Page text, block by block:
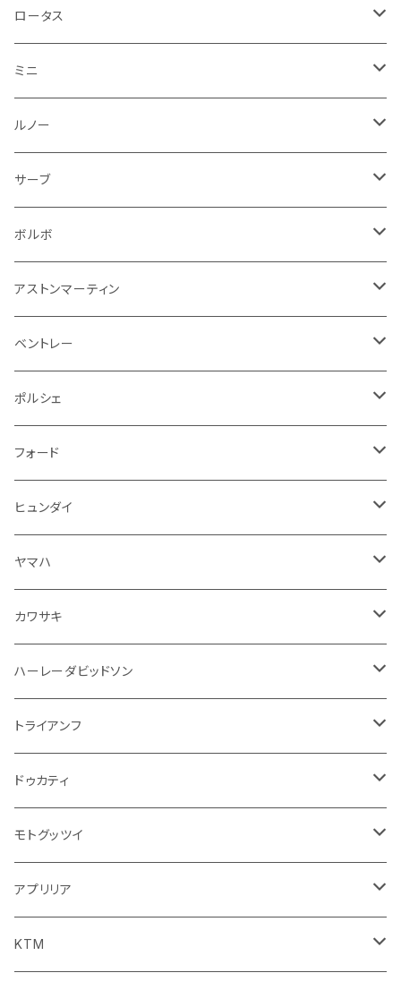
ポルシェ
ヒュンダイ
その他
マセラティ
ロールスロイス
ポルシェ
ヒュンダイ
その他
ルノー
サーブ
フォルクスワーゲン
ボルボ
シートベルト周り
ステアリング
ステアリングホイールカバー
修理ツール
運転席周り
アームレスト
ドア回り
ホーン
キーホルダー
収納用品
灰皿・ゴミ箱
インテリアパネル
ドリンクホルダー
携帯・スマホホルダー
ステッカー
ダッシュボード
外装系
スポイラー系
シートカバー
ブレーキランプ
外装系
タイヤ回り系
ホイール
泥除け
ガソリンタンク
フロントワイパー
リアワイパー
オーディオ系
その他
ケーブル系
排気系
ガスケット
通信系
吸気系
エアフィルター
ライト系
ウインカー
その他
リアバンパー
エンジン系
外装系
トランクマット
ライト系
ウインカー
ワイパー
ミラー
収納系
アームレスト
シフトレバー
その他
冷却系
ラジエーター
その他
ライト系
ブレーキランプ
ウインカー
トランクマット
ワイパー
キーホルダー
フロアマット
ロータス
フロアマット
ミニ
フロアマット
ルノー
フロアマット
タイヤ回り
泥除け
ワイパー
その他
シフトノブ
運転席周り
ドア回り
アームレスト
ライト系
ウインカー
サーブ
フロアマット
シフトノブ
ボルボ
フロアマット
トランクマット
アストンマーティン
フロアマット
ベントレー
フロアマット
外装
グリル
ポルシェ
フロアマット
その他
フォード
フロアマット
ダッシュボード
ドア回り
エンジン系
オイル系
その他
フロントガラス回り
ワイパー
リアガラス回り
ライト系
フォグランプ
ミラー系
ヒュンダイ
フロアマット
ヤマハ
電装系
ウインカー
モーター系
ミラー
ブレーキ系
クラッチブレーキレバー
駆動系
その他
フェンダー系
カワサキ
ミラー
ハンドル系
足回り
サスペンション
タンク系
キャップ
ブレーキ系
ブレーキ・クラッチレバー
ハーレーダビッドソン
ミラー
トライアンフ
ミラー
ドゥカティ
ミラー
その他
ブレーキ系
モトグッツイ
ミラー
アプリリア
ミラー
KTM